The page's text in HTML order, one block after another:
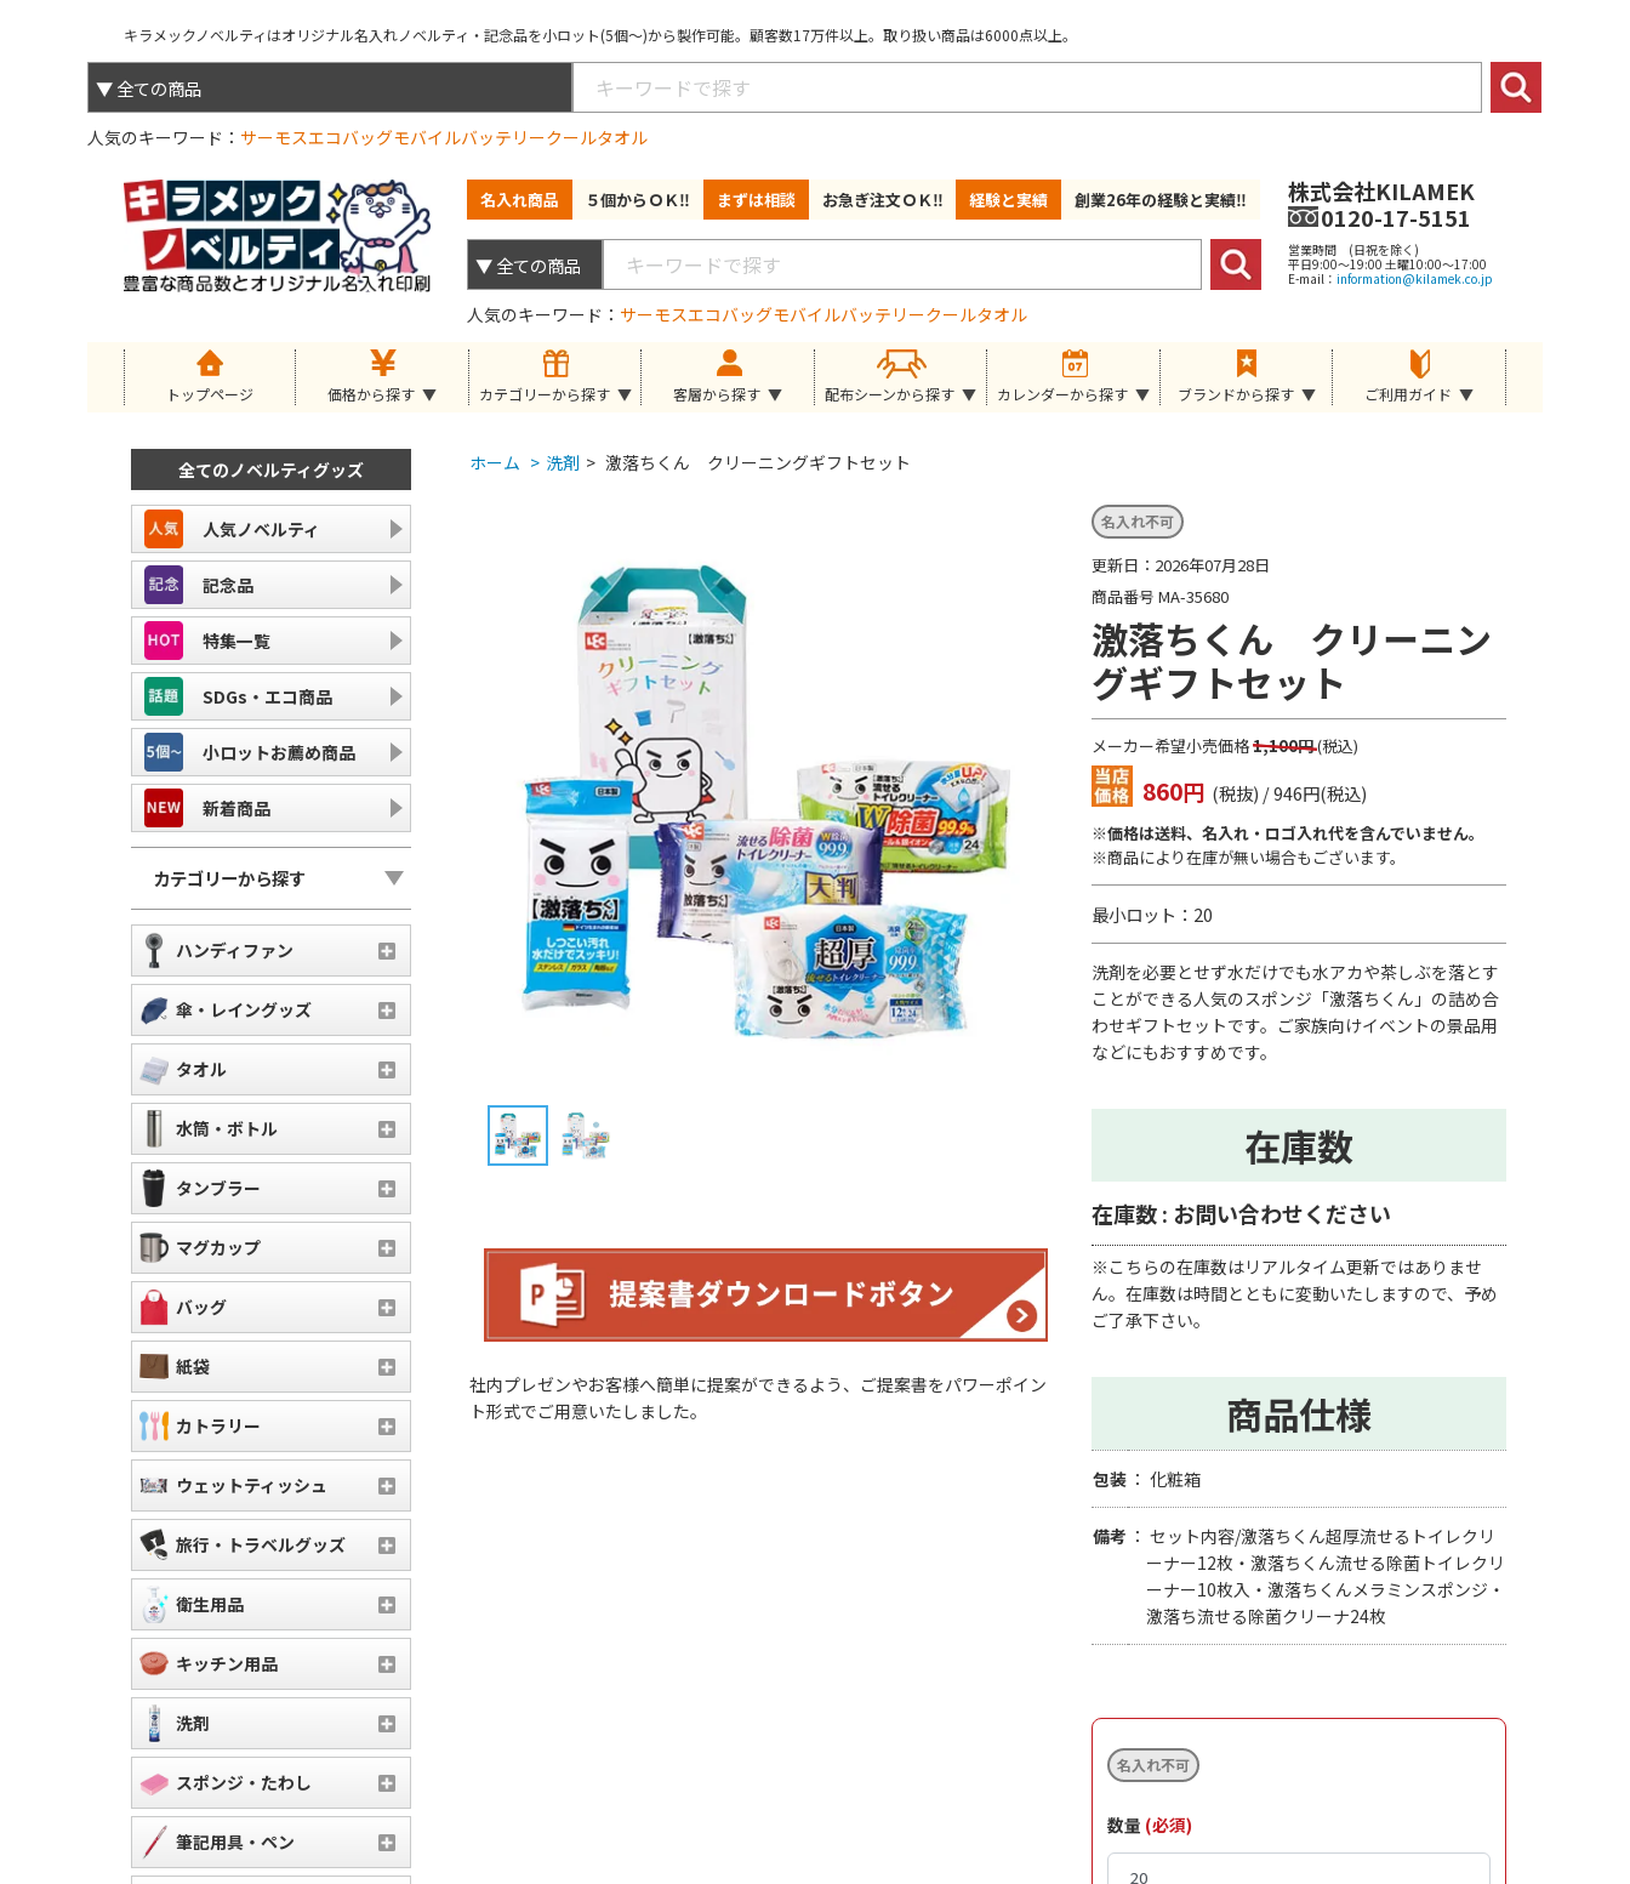
キラメックノベルティはオリジナル名入れノベルティ・記念品を小ロット(5個～)から製作可能。顧客数17万件以上。取り扱い商品は6000点以上。
人気のキーワード サーモスエコバッグモバイルバッテリークールタオル
名入れ商品 ５個からＯＫ‼ まずは相談 お急ぎ注文ＯＫ‼ 経験と実績 創業26年の経験と実績‼
人気のキーワード サーモスエコバッグモバイルバッテリークールタオル
株式会社KILAMEK
0120-17-5151
営業時間 (日祝を除く)
平日9:00～19:00 土曜10:00～17:00
E-mail： information@kilamek.co.jp
トップページ 価格から探す カテゴリーから探す 客層から探す 配布シーンから探す カレンダーから探す ブランドから探す ご利用ガイド
全てのノベルティグッズ
人気ノベルティ
記念品
特集一覧
SDGs・エコ商品
小ロットお薦め商品
新着商品
カテゴリーから探す
ハンディファン
傘・レイングッズ
タオル
水筒・ボトル
タンブラー
マグカップ
バッグ
紙袋
カトラリー
ウェットティッシュ
旅行・トラベルグッズ
衛生用品
キッチン用品
洗剤
スポンジ・たわし
筆記用具・ペン
ホーム > 洗剤 > 激落ちくん クリーニングギフトセット
名入れ不可
更新日：2026年07月28日
商品番号 MA-35680
激落ちくん クリーニン
グギフトセット
メーカー希望小売価格1,100円(税込)
860円 (税抜) / 946円(税込)
※価格は送料、名入れ・ロゴ入れ代を含んでいません。
※商品により在庫が無い場合もございます。
最小ロット：20
洗剤を必要とせず水だけでも水アカや茶しぶを落とす
ことができる人気のスポンジ「激落ちくん」の詰め合
わせギフトセットです。ご家族向けイベントの景品用
などにもおすすめです。
在庫数
在庫数 : お問い合わせください
※こちらの在庫数はリアルタイム更新ではありませ
ん。在庫数は時間とともに変動いたしますので、予め
ご了承下さい。
商品仕様
包装 化粧箱
備考
セット内容/激落ちくん超厚流せるトイレクリ
ーナー12枚・激落ちくん流せる除菌トイレクリ
ーナー10枚入・激落ちくんメラミンスポンジ・
激落ち流せる除菌クリーナ24枚
名入れ不可
数量 (必須)
社内プレゼンやお客様へ簡単に提案ができるよう、ご提案書をパワーポイン
ト形式でご用意いたしました。